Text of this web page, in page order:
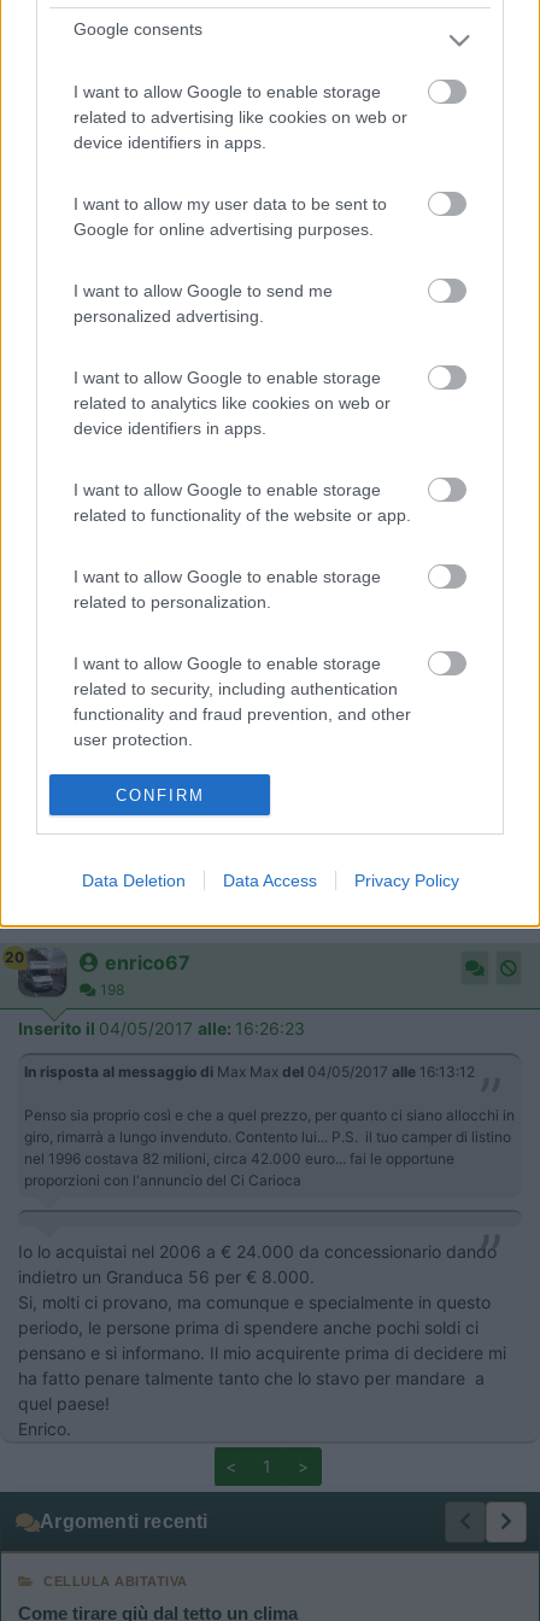
Google consents
I want to allow Google to enable storage
related to advertising like cookies on web or
device identifiers in apps.
I want to allow my user data to be sent to
Google for online advertising purposes.
I want to allow Google to send me
personalized advertising.
I want to allow Google to enable storage
related to analytics like cookies on web or
device identifiers in apps.
I want to allow Google to enable storage
related to functionality of the website or app.
I want to allow Google to enable storage
related to personalization.
I want to allow Google to enable storage
related to security, including authentication
functionality and fraud prevention, and other
user protection.
CONFIRM
Data Deletion Data Access Privacy Policy
annunci quel camper e' ancora in vendita oggi !
Max Max
Inserito il04/05/2017 alle:16:13:12
In risposta al messaggio di del 04/05/2017
Concordo con te, ma non e' escluso che comunque questo venditore
riesca a trovare un acquirente, magari alle prime armi e poco informato,
disposto a pagarlo quella cifra o poco meno. Molto spesso i mezzi con
...
allocchi in giro, rimarrà a lungo invenduto.
Contento lui...
42.000 euro... fai le opportune proporzioni con l'annuncio del Ci
Carioca
20 enrico67
198
Inserito il 04/05/2017 alle: 16:26:23
In risposta al messaggio di Max Max del 04/05/2017 alle 16:13:12
Penso sia proprio così e che a quel prezzo, per quanto ci siano allocchi in
giro, rimarrà a lungo invenduto. Contento lui... P.S. il tuo camper di listino
nel 1996 costava 82 milioni, circa 42.000 euro... fai le opportune
proporzioni con l'annuncio del Ci Carioca
Io lo acquistai nel 2006 a € 24.000 da concessionario dando
indietro un Granduca 56 per € 8.000.
Si, molti ci provano, ma comunque e specialmente in questo
periodo, le persone prima di spendere anche pochi soldi ci
pensano e si informano. Il mio acquirente prima di decidere mi
ha fatto penare talmente tanto che lo stavo per mandare a
quel paese!
Enrico.
<
1 >
Argomenti recenti
CELLULA ABITATIVA
Come tirare giù dal tetto un clima